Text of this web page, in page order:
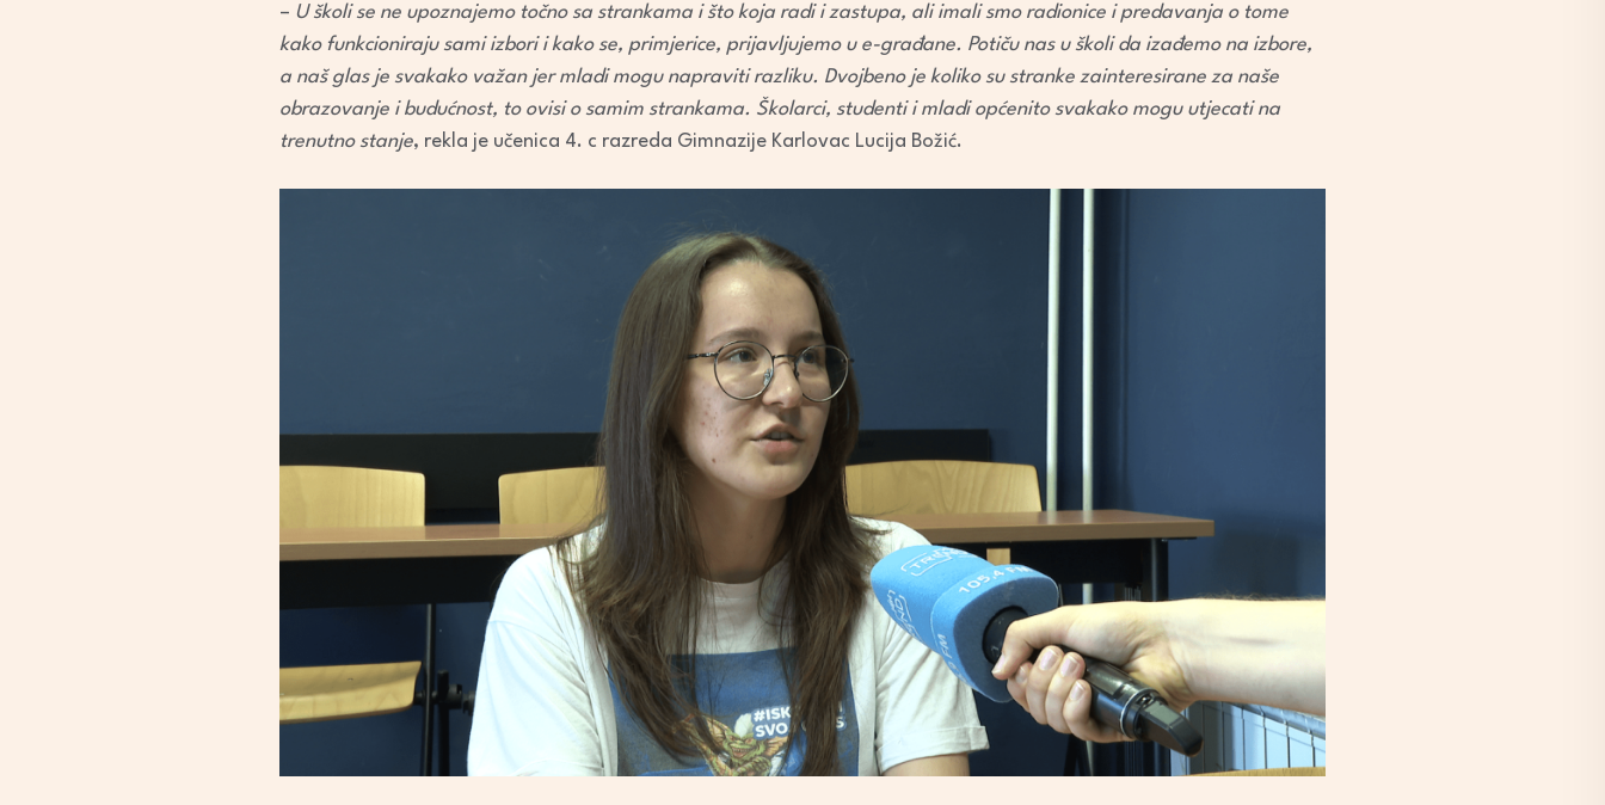
– U školi se ne upoznajemo točno sa strankama i što koja radi i zastupa, ali imali smo radionice i predavanja o tome
kako funkcioniraju sami izbori i kako se, primjerice, prijavljujemo u e-građane. Potiču nas u školi da izađemo na izbore,
a naš glas je svakako važan jer mladi mogu napraviti razliku. Dvojbeno je koliko su stranke zainteresirane za naše
obrazovanje i budućnost, to ovisi o samim strankama. Školarci, studenti i mladi općenito svakako mogu utjecati na
trenutno stanje, rekla je učenica 4. c razreda Gimnazije Karlovac Lucija Božić.